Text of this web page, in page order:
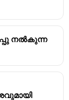
ഇന്ത്യൻ
Rights)
നൽകുന്ന